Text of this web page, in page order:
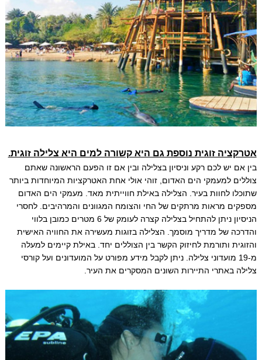
אטרקציה זוגית נוספת גם היא קשורה למים היא צלילה זוגית.
בין אם יש לכם רקע וניסיון בצלילה ובין אם זו הפעם הראשונה שאתם
צוללים למעמקי הים האדום, זוהי אולי אחת האטרקציות המיוחדות ביותר
שתוכלו לחוות בעיר. הצלילה באילת חווייתית מאד. מעמקי הים האדום
מספקים מראות מרתקים של החי והצומח המגוונים והמרהיבים. לחסרי
הניסיון ניתן להתחיל בצלילה קצרה לעומק של 6 מטרים כמובן בלווי
והדרכה של מדריך מוסמך. הצלילה בזוגות מעשירה את החוויה האישית
והזוגית ותורמת לחיזוק הקשר בין הצוללים יחד. באילת קיימים למעלה
מ-19 מועדוני צלילה. ניתן לקבל מידע מפורט על המועדונים ועל קורסי
צלילה באתרי התיירות השונים המסקרים את העיר.